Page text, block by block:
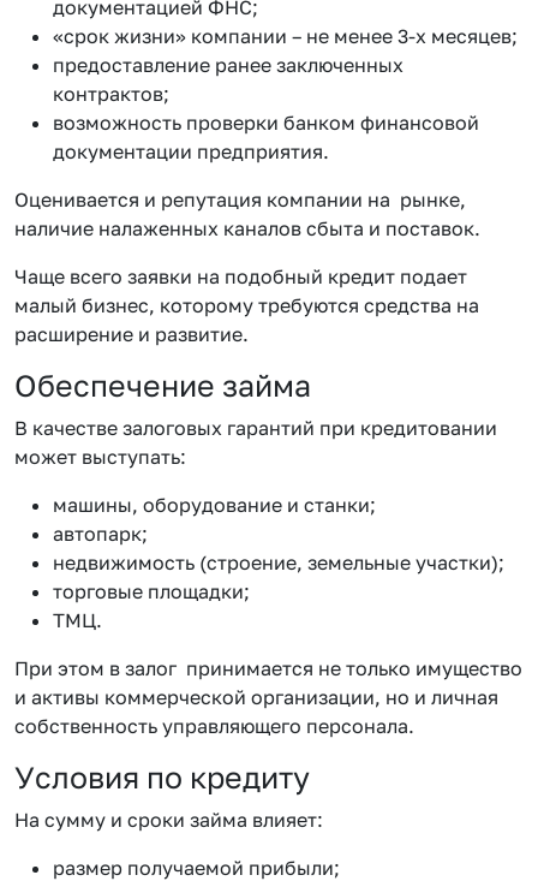
документацией ФНС;
«срок жизни» компании – не менее 3-х месяцев;
предоставление ранее заключенных
контрактов;
возможность проверки банком финансовой
документации предприятия.
Оценивается и репутация компании на рынке,
наличие налаженных каналов сбыта и поставок.
Чаще всего заявки на подобный кредит подает
малый бизнес, которому требуются средства на
расширение и развитие.
Обеспечение займа
В качестве залоговых гарантий при кредитовании
может выступать:
машины, оборудование и станки;
автопарк;
недвижимость (строение, земельные участки);
торговые площадки;
ТМЦ.
При этом в залог принимается не только имущество
и активы коммерческой организации, но и личная
собственность управляющего персонала.
Условия по кредиту
На сумму и сроки займа влияет:
размер получаемой прибыли;